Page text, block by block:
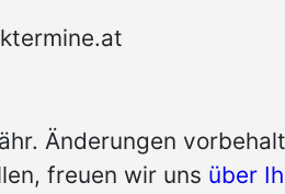
Änderungen
freuen wir uns über